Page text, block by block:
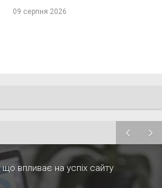
09 серпня 2026
що впливає на успіх сайту